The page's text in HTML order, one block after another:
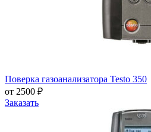
Поверка газоанализатора Testo 350
от 2500 ₽
Заказать